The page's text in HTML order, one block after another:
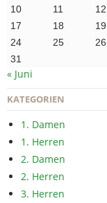
10
11 12
17
18 19
24
25 26
31
« Juni
KATEGORIEN
1. Damen
1. Herren
2. Damen
2. Herren
3. Herren